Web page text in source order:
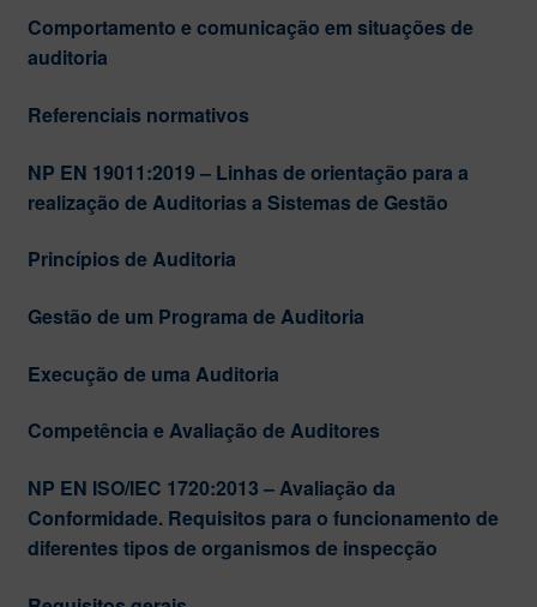
Comportamento e comunicação em situações de
auditoria
Referenciais normativos
NP EN 19011:2019 – Linhas de orientação para a
realização de Auditorias a Sistemas de Gestão
Princípios de Auditoria
Gestão de um Programa de Auditoria
Execução de uma Auditoria
Competência e Avaliação de Auditores
NP EN ISO/IEC 1720:2013 – Avaliação da
Conformidade. Requisitos para o funcionamento de
diferentes tipos de organismos de inspecção